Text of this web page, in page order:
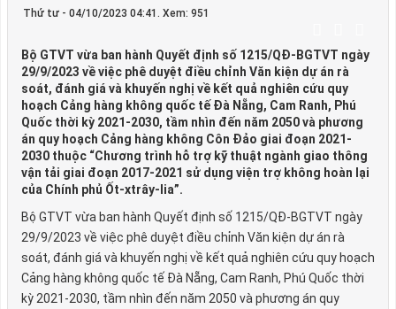
Thứ tư - 04/10/2023 04:41. Xem: 951
Bộ GTVT vừa ban hành Quyết định số 1215/QĐ-BGTVT ngày
29/9/2023 về việc phê duyệt điều chỉnh Văn kiện dự án rà
soát, đánh giá và khuyến nghị về kết quả nghiên cứu quy
hoạch Cảng hàng không quốc tế Đà Nẵng, Cam Ranh, Phú
Quốc thời kỳ 2021-2030, tầm nhìn đến năm 2050 và phương
án quy hoạch Cảng hàng không Côn Đảo giai đoạn 2021-
2030 thuộc “Chương trình hỗ trợ kỹ thuật ngành giao thông
vận tải giai đoạn 2017-2021 sử dụng viện trợ không hoàn lại
của Chính phủ Ốt-xtrây-lia”.
Bộ GTVT vừa ban hành Quyết định số 1215/QĐ-BGTVT ngày
29/9/2023 về việc phê duyệt điều chỉnh Văn kiện dự án rà
soát, đánh giá và khuyến nghị về kết quả nghiên cứu quy hoạch
Cảng hàng không quốc tế Đà Nẵng, Cam Ranh, Phú Quốc thời
kỳ 2021-2030, tầm nhìn đến năm 2050 và phương án quy